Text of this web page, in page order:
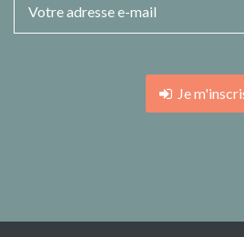
Je